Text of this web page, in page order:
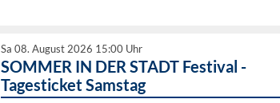
Sa 08. August 2026 15:00 Uhr
SOMMER IN DER STADT Festival -
Tagesticket Samstag